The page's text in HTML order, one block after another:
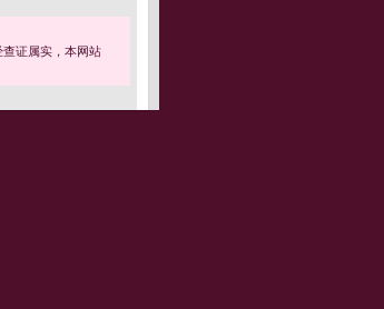
证属实，本网站